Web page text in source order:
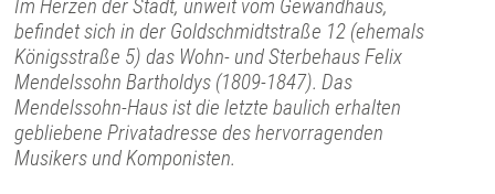
Im Herzen der Stadt, unweit vom Gewandhaus,
befindet sich in der Goldschmidtstraße 12 (ehemals
Königsstraße 5) das Wohn- und Sterbehaus Felix
Mendelssohn Bartholdys (1809-1847). Das
Mendelssohn-Haus ist die letzte baulich erhalten
gebliebene Privatadresse des hervorragenden
Musikers und Komponisten.